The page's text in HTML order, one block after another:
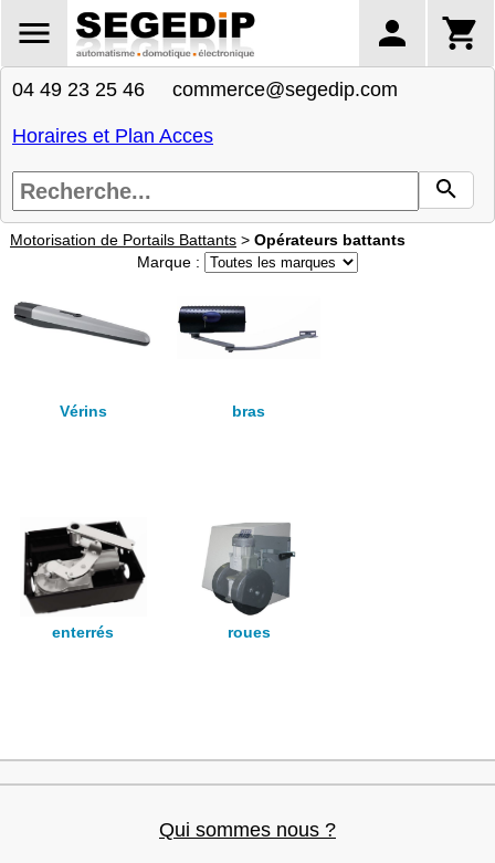
04 49 23 25 46 commerce@segedip.com
Horaires et Plan Acces
Motorisation de Portails Battants > Opérateurs battants
Marque :
Vérins bras
enterrés roues
Qui sommes nous ?